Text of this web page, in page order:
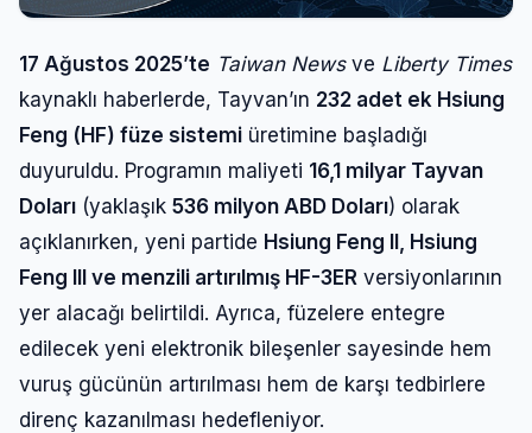
17 Ağustos 2025’te Taiwan Newsve Liberty Times
kaynaklı haberlerde, Tayvan’ın 232 adet ek Hsiung
Feng (HF) füze sistemi üretimine başladığı
duyuruldu. Programın maliyeti 16,1 milyar Tayvan
Doları (yaklaşık 536 milyon ABD Doları) olarak
açıklanırken, yeni partide Hsiung Feng II, Hsiung
Feng III ve menzili artırılmış HF-3ER versiyonlarının
yer alacağı belirtildi. Ayrıca, füzelere entegre
edilecek yeni elektronik bileşenler sayesinde hem
vuruş gücünün artırılması hem de karşı tedbirlere
direnç kazanılması hedefleniyor.